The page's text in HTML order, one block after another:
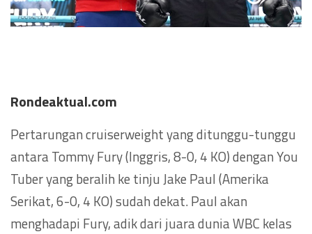
Rondeaktual.com
Pertarungan cruiserweight yang ditunggu-tunggu
antara Tommy Fury (Inggris, 8-0, 4 KO) dengan You
Tuber yang beralih ke tinju Jake Paul (Amerika
Serikat, 6-0, 4 KO) sudah dekat. Paul akan
menghadapi Fury, adik dari juara dunia WBC kelas